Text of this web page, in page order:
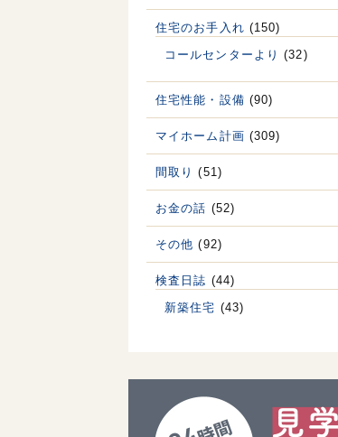
住宅のお手入れ (150)
コールセンターより (32)
住宅性能・設備 (90)
マイホーム計画 (309)
間取り (51)
お金の話 (52)
その他 (92)
検査日誌 (44)
新築住宅 (43)